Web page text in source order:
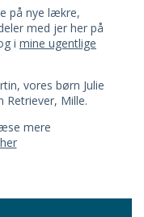
på nye lækre,
med jer her på
i mine ugentlige
vores børn Julie
Retriever, Mille.
mere